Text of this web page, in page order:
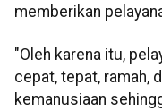
memberikan
"Oleh karena itu,
cepat, tepat, ramah,
kemanusiaan